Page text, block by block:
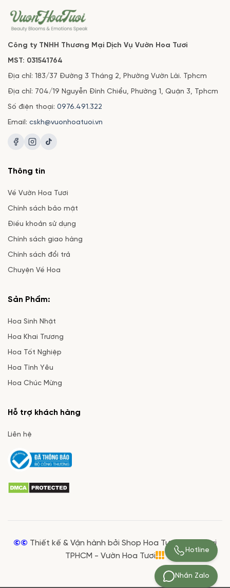
Công ty TNHH Thương Mại Dịch Vụ Vườn Hoa Tươi
MST: 031541764
Địa chỉ: 183/37 Đường 3 Tháng 2, Phường Vườn Lài. Tphcm
Địa chỉ: 704/19 Nguyễn Đình Chiểu, Phường 1, Quận 3, Tphcm
Số điện thoại: 0976.491.322
Email: cskh@vuonhoatuoi.vn
Thông tin
Về Vườn Hoa Tươi
Chính sách bảo mật
Điều khoản sử dụng
Chính sách giao hàng
Chính sách đổi trả
Chuyện Về Hoa
Sản Phẩm:
Hoa Sinh Nhật
Hoa Khai Trương
Hoa Tốt Nghiệp
Hoa Tình Yêu
Hoa Chúc Mừng
Hỗ trợ khách hàng
Liên hệ
©© Thiết kế & Vận hành bởi Shop Hoa Tươi Giá Rẻ tại
TPHCM - Vườn Hoa Tươi
Nhắn Zalo
Hotline